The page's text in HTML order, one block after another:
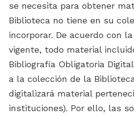
se necesita para obtener
Biblioteca no tiene en su
incorporar. De acuerdo con
vigente, todo material
Bibliografía Obligatoria
a la colección de la
digitalizará material
instituciones). Por ello, las